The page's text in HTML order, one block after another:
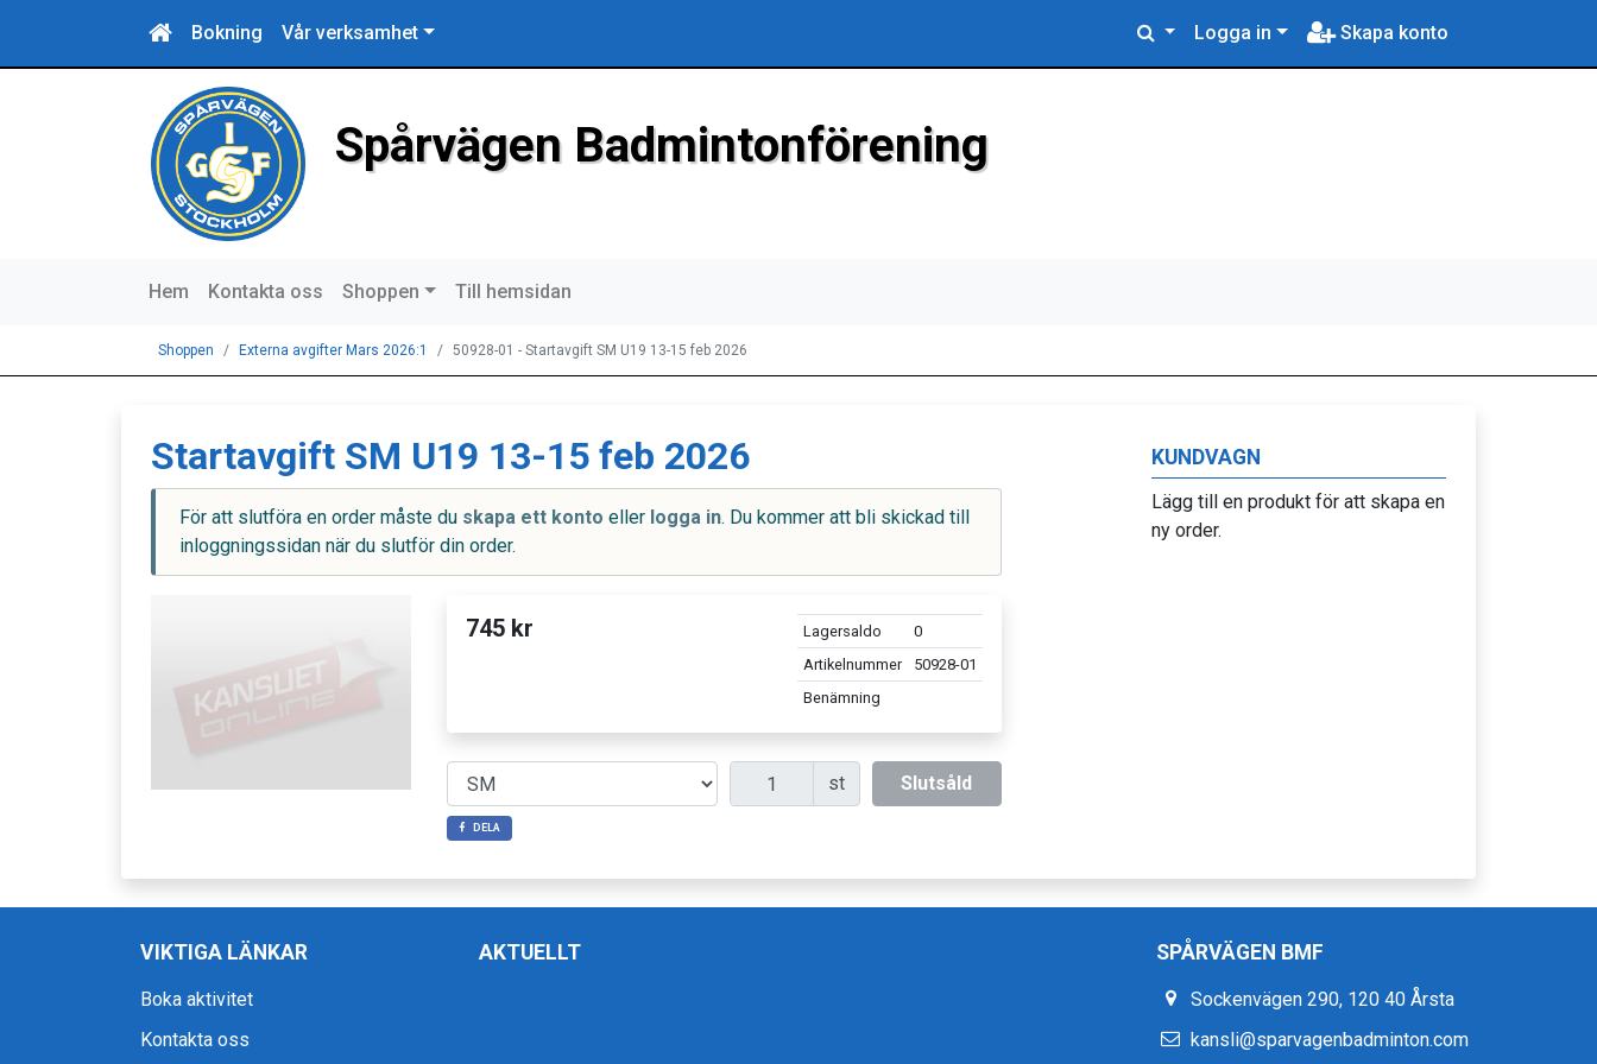
Bokning Vår verksamhet Logga in Skapa konto
Spårvägen Badmintonförening
Hem Kontakta oss Shoppen Till hemsidan
Shoppen Externa avgifter Mars 2026:1 50928-01 - Startavgift SM U19 13-15 feb 2026
KUNDVAGN
Lägg till en produkt för att skapa en
ny order.
Startavgift SM U19 13-15 feb 2026
För att slutföra en order måste du skapa ett konto eller logga in. Du kommer att bli skickad till
inloggningssidan när du slutför din order.
745 kr Lagersaldo
0
Artikelnummer
50928-01
Benämning
Antal st Slutsåld
DELA
VIKTIGA LÄNKAR
Boka aktivitet
Kontakta oss
AKTUELLT SPÅRVÄGEN BMF
Sockenvägen 290, 120 40 Årsta
kansli@sparvagenbadminton.com